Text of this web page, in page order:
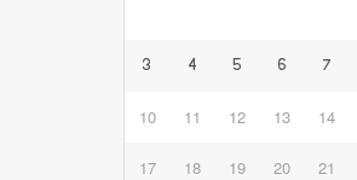
3 4 5 6 7
10 11 12 13 14
17 18 19 20 21